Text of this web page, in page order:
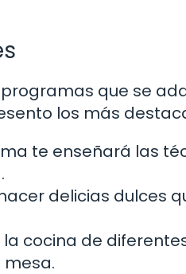
que se
los más
te enseñará las
delicias dulces
la cocina de